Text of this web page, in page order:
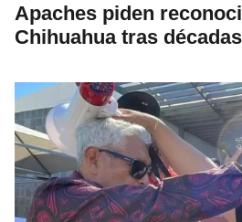
Apaches piden
Chihuahua tras